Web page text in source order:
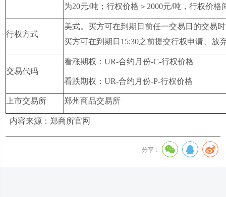
为20元/吨；行权价格＞2000元/吨，行权价格
行权方式
美式。买方可在到期日前任一交易日的交易
买方可在到期日15:30之前提交行权申请、放
交易代码
看涨期权：UR-合约月份-C-行权价格
看跌期权：UR-合约月份-P-行权价格
上市交易所 郑州商品交易所
内容来源：郑商所官网
分享：